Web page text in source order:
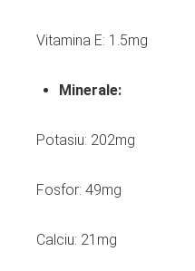
Vitamina E: 1.5mg
Minerale:
Potasiu: 202mg
Fosfor: 49mg
Calciu: 21mg